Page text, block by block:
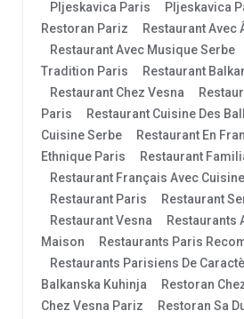
Pljeskavica Paris
Pljeskavica
Restoran Pariz
Restaurant Avec
Restaurant Avec Musique Serbe
Tradition Paris
Restaurant
Restaurant Chez Vesna
Paris
Restaurant Cuisine Des
Cuisine Serbe
Restaurant En
Ethnique Paris
Restaurant
Restaurant Français Avec
Restaurant Paris
Restaurant
Restaurant Vesna
Restaurants
Maison
Restaurants Paris
Restaurants Parisiens De
Balkanska Kuhinja
Restoran
Chez Vesna Pariz
Restoran Sa